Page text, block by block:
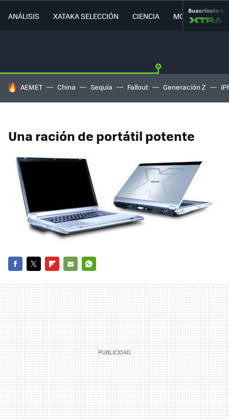
ANÁLISIS XATAKA SELECCIÓN CIENCIA MOVILIDAD
Suscríbete a
HOY SE HABLA DE
AEMET China Sequía Fallout Generación Z
Una ración de portátil potente
MAIL